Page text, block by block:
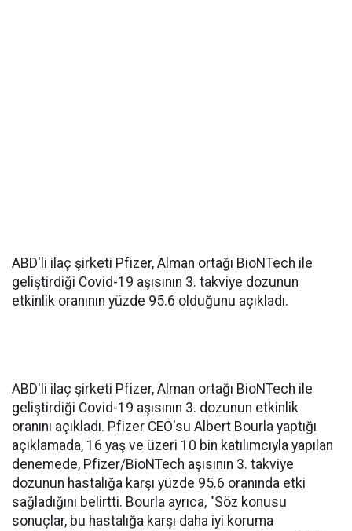
ABD'li ilaç şirketi Pfizer, Alman ortağı BioNTech ile
geliştirdiği Covid-19 aşısının 3. takviye dozunun
etkinlik oranının yüzde 95.6 olduğunu açıkladı.
ABD'li ilaç şirketi Pfizer, Alman ortağı BioNTech ile
geliştirdiği Covid-19 aşısının 3. dozunun etkinlik
oranını açıkladı. Pfizer CEO'su Albert Bourla yaptığı
açıklamada, 16 yaş ve üzeri 10 bin katılımcıyla yapılan
denemede, Pfizer/BioNTech aşısının 3. takviye
dozunun hastalığa karşı yüzde 95.6 oranında etki
sağladığını belirtti. Bourla ayrıca, "Söz konusu
sonuçlar, bu hastalığa karşı daha iyi koruma